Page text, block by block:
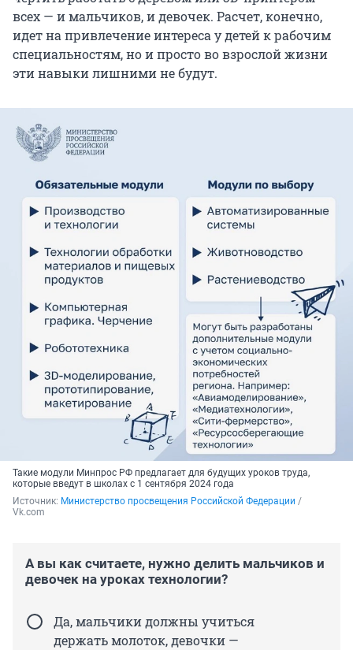
всех — и мальчиков, и девочек. Расчет, конечно,
идет на привлечение интереса у детей к рабочим
специальностям, но и просто во взрослой жизни
эти навыки лишними не будут.
Такие модули Минпрос РФ предлагает для будущих уроков труда,
которые введут в школах с 1 сентября 2024 года
Источник: Министерство просвещения Российской Федерации /
Vk.com
А вы как считаете, нужно делить мальчиков и
девочек на уроках технологии?
Да, мальчики должны учиться
держать молоток, девочки —